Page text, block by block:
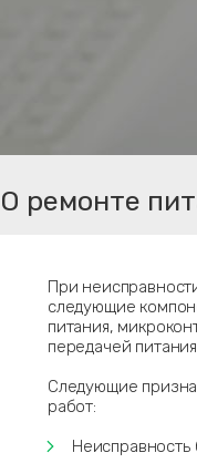
О ремонте
При
следующие
питания,
передачей
Следующие
работ:
Неисправность